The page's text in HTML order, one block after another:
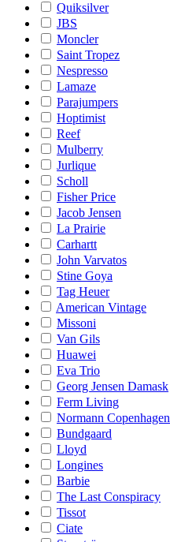
Quiksilver
JBS
Moncler
Saint Tropez
Nespresso
Lamaze
Parajumpers
Hoptimist
Reef
Mulberry
Jurlique
Scholl
Fisher Price
Jacob Jensen
La Prairie
Carhartt
John Varvatos
Stine Goya
Tag Heuer
American Vintage
Missoni
Van Gils
Huawei
Eva Trio
Georg Jensen Damask
Ferm Living
Normann Copenhagen
Bundgaard
Lloyd
Longines
Barbie
The Last Conspiracy
Tissot
Ciate